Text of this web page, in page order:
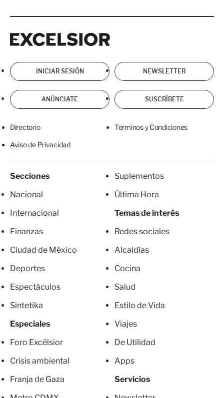
INICIAR SESIÓN NEWSLETTER
ANÚNCIATE SUSCRÍBETE
Directorio Términos y Condiciones
Aviso de Privacidad
Secciones
Nacional
Internacional
Finanzas
Ciudad de México
Deportes
Espectáculos
Sintetika
Especiales
Foro Excélsior
Crisis ambiental
Franja de Gaza
Suplementos
Última Hora
Temas de interés
Redes sociales
Alcaldías
Cocina
Salud
Estilo de Vida
Viajes
De Utilidad
Apps
Servicios